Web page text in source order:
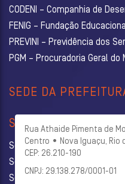
CODENI – Companhia de
FENIG – Fundação
PREVINI – Previdência dos
PGM – Procuradoria Geral do
SEDE DA
Rua Athaide Pimenta de
Centro • Nova Iguaçu, Rio
CEP: 26.210-190
CNPJ: 29.138.278/0001-01
SECRETARIAS
Secretaria Municipal de
Secretaria Municipal de
Secretaria Municipal de